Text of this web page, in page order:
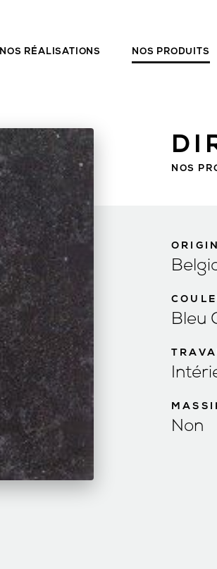
NOS RÉALISATIONS NOS PRODUITS
NOS
Bleu
Non